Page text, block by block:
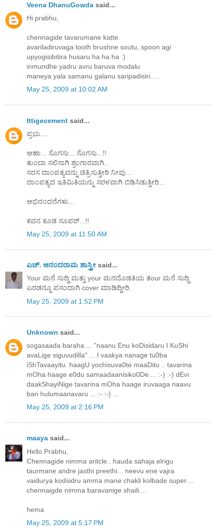
Veena DhanuGowda said...
Hi prabhu,
chennagide tavarumane katte.
avariladiruvaga tooth brushne soutu, spoon agi
upyogisibitira husaru ha ha ha :)
inmundhe yadru avru baruva modalu
maneya yala samanu galanu saripadisiri.....
May 25, 2009 at 10:02 AM
Ittigecement said...
ಪ್ರಭು....
ಅಹಾ... ಸೊಗಸು... ಸೊಗಸು...!!
ತುಂಬಾ ಸಲಿಸಾಗಿ ಶ್ರಂಗಾರವಾಗಿ..
ಸರಸ ದಾಂಪತ್ಯವನ್ನು ಚಿತ್ರಿಸುತ್ತೀರಿ ನೀವು...
ದಾಂಪತ್ಯದ ಇತಿಮಿತಿಯನ್ನು ಸರಳವಾಗಿ ಬಿಡಿಸಿಡುತ್ತೀರಿ...
ಅಭಿನಂದನೆಗಳು...
ಕವನ ಕೂಡ ಸೂಪರ್...!!
May 25, 2009 at 11:50 AM
ಎಚ್. ಆನಂದರಾಮ ಶಾಸ್ತ್ರೀ said...
Your ಮನೆ ಸುದ್ದಿ ಮತ್ತು your ಮನದೊಡತಿಯ ತour ಮನೆ ಸುದ್ದಿ
ಎರಡನ್ನೂ ಪಸಂದಾಗಿ cover ಮಾಡಿದ್ದೀರಿ.
May 25, 2009 at 1:52 PM
Unknown said...
sogasaada baraha ... "naanu Enu koDisidaru I KuShi
avaLige siguvudilla" ... I vaakya nanage tu0ba
iShTavaayitu. haagU yochisuva0te maaDitu .. tavarina
mOha haage e0du samaadaanisiko0De.... :-) :-) dEvi
daakShayiNige tavarina mOha haage iruvaaga naavu
bari hulumaanavaru ... :- :-) ...
May 25, 2009 at 2:16 PM
maaya said...
Hello Prabhu,
Chennagide nimma aritcle.. hauda sahaja elrigu
taurmane andre jasthi preethi... neevu ene vajra
vaidurya kodsidru amma mane chakli kolbade super....
chennaigde nimma baravanige shaili....
hema
May 25, 2009 at 5:17 PM